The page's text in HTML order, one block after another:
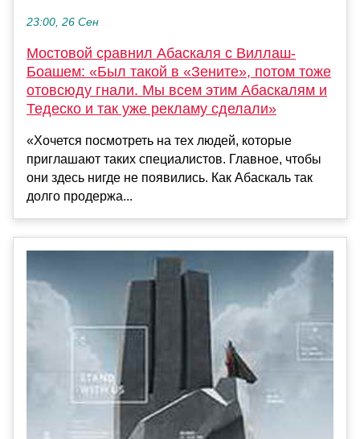
23:00, 26 Сен
Мостовой сравнил Абаскаля с Виллаш-
Боашем: «Был такой в «Зените», потом тоже
отовсюду гнали. Мы всем этим Абаскалям и
Тедеско и так уже рекламу сделали»
«Хочется посмотреть на тех людей, которые
приглашают таких специалистов. Главное, чтобы
они здесь нигде не появились. Как Абаскаль так
долго продержа...